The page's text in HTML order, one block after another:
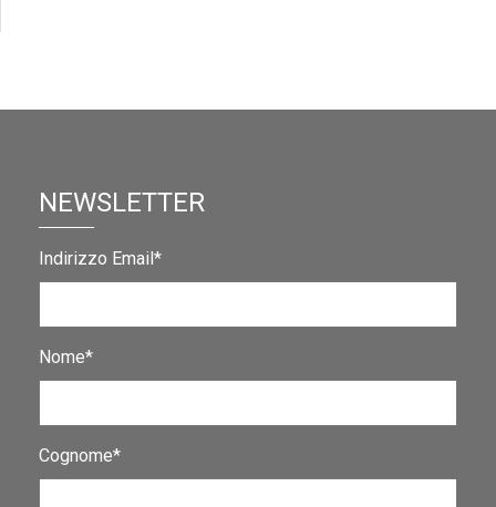
NEWSLETTER
Indirizzo Email*
Nome*
Cognome*